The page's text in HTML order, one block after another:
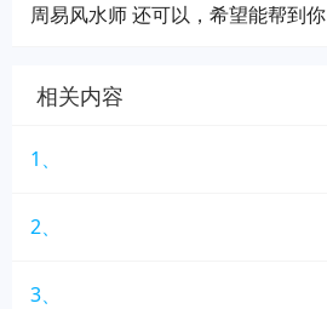
周易风水师 还可以，希望能帮到你
相关内容
1、
2、
3、